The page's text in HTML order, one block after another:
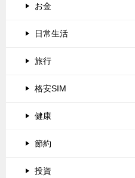
お金
日常生活
旅行
格安SIM
健康
節約
投資